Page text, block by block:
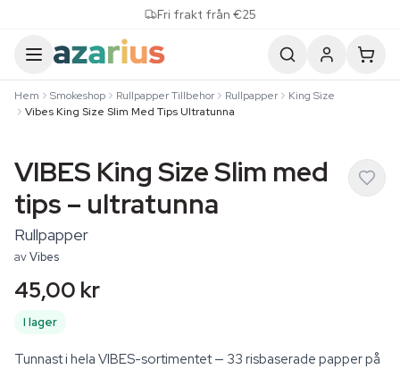
Fri frakt från €25
Hem Smokeshop Rullpapper Tillbehor Rullpapper
King Size
Vibes King Size Slim Med Tips Ultratunna
VIBES King Size Slim med
tips – ultratunna
Rullpapper
avVibes
45,00 kr
I lager
Tunnast i hela VIBES-sortimentet — 33 risbaserade papper på